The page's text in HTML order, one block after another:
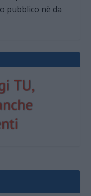
pubblico nè da